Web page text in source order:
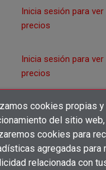
Añadir a
Crear
Nombre de la
Iniciar sesión
Debe iniciar sesión para
cookies propias
del sitio
cookies para
agregadas para
relacionada con
Inicia sesión para ver
precios
Inicia sesión para ver
precios
Inicia sesión para ver
precios
Inicia sesión para ver